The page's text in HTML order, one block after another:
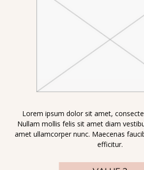
Lorem ipsum dolor sit amet,
Nullam mollis felis sit amet diam
amet ullamcorper nunc. Maecenas
efficitur.